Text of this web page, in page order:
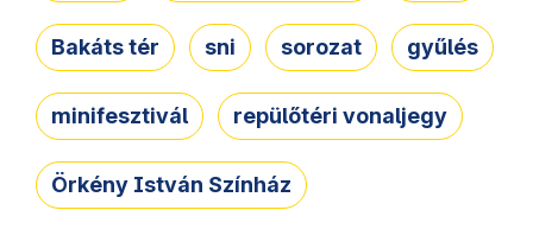
Bakáts tér sni sorozat gyűlés
minifesztivál repülőtéri vonaljegy
Örkény István Színház